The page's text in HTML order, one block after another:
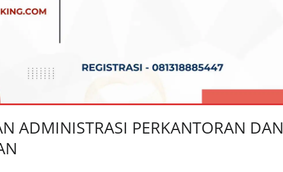
ADMINISTRASI PERKANTORAN DAN